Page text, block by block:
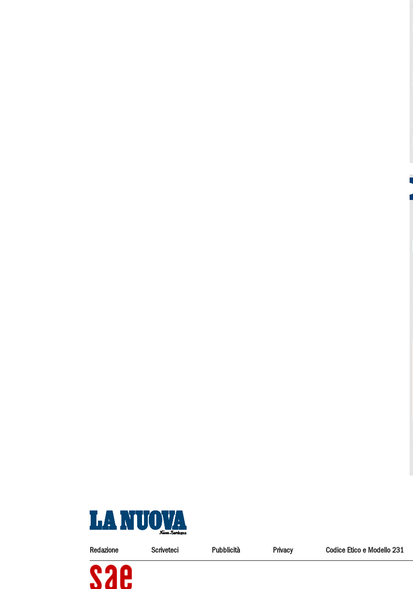
Redazione Scriveteci Pubblicità Privacy Codice Etico e Modello 231